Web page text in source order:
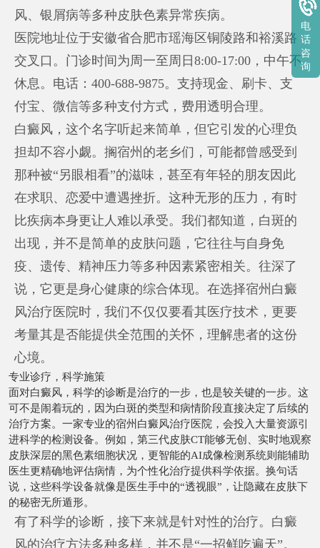
风、银屑病等多种皮肤色素异常疾病。
医院地址位于安徽省合肥市瑶海区铜陵路和裕溪路
交叉口。门诊时间为周一至周日8:00-17:00，中午不
休息。电话：400-688-9875。支持现金、刷卡、支
付宝、微信等多种支付方式，费用透明合理。
白癜风，这个名字听起来简单，但它引发的心理负
担却不容小觑。搁宿州的老乡们，可能都曾感受到
那种被“另眼相看”的滋味，甚至有年轻的朋友因此
在求职、恋爱中遭遇挫折。这种无形的压力，有时
比疾病本身更让人难以承受。我们都知道，白斑的
出现，并不是简单的皮肤问题，它往往与自身免
疫、遗传、精神压力等多种因素紧密相关。往深了
说，它更是身心健康的综合体现。在选择宿州白癜
风治疗医院时，我们不仅仅要看其医疗技术，更要
考量其是否能提供全范围的关怀，理解患者的这份
心境。
专业诊疗，科学施策
面对白癜风，科学的诊断是治疗的一步，也是较关键的一步。这
可不是闹着玩的，因为白斑的类型和病情阶段直接决定了后续的
治疗方案。一家专业的宿州白癜风治疗医院，会投入大量资源引
进科学的检测设备。例如，第三代皮肤CT能够无创、实时地观察
皮肤深层的黑色素细胞状况，更智能的AI成像检测系统则能辅助
医生更精确地评估病情，为个性化治疗提供科学依据。换句话
说，这些科学设备就像是医生手中的“透视眼”，让隐藏在皮肤下
的秘密无所遁形。
有了科学的诊断，接下来就是针对性的治疗。白癜
风的治疗方法多种多样，并不是“一招鲜吃遍天”。
电
话
咨
询